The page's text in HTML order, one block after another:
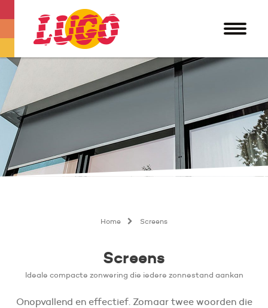
Home Screens
Screens
Ideale compacte zonwering die iedere zonnestand aankan
Onopvallend en effectief. Zomaar twee woorden die